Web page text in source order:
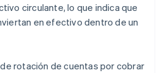
circulante, lo que indica que
en efectivo dentro de un
rotación de cuentas por cobrar